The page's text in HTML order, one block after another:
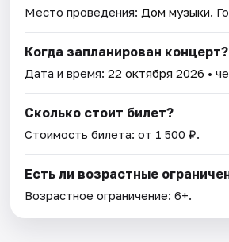
Место проведения: Дом музыки.
Когда запланирован концерт?
Дата и время:22 октября 2026 •
Сколько стоит билет?
Стоимость билета: от 1 500 ₽.
Есть ли возрастные
Возрастное ограничение: 6+.